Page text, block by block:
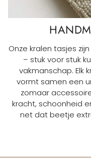
Onze kralen tasjes
– stuk voor stuk
vakmanschap. Elk
vormt samen een
zomaar
kracht, schoonheid
net dat beetje